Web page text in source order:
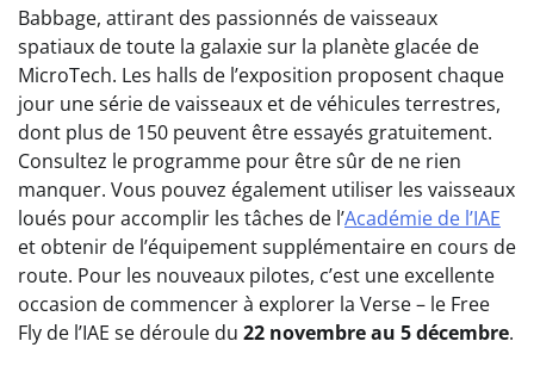
Babbage, attirant des passionnés de vaisseaux
spatiaux de toute la galaxie sur la planète glacée de
MicroTech. Les halls de l’exposition proposent chaque
jour une série de vaisseaux et de véhicules terrestres,
dont plus de 150 peuvent être essayés gratuitement.
Consultez le programme pour être sûr de ne rien
manquer. Vous pouvez également utiliser les vaisseaux
loués pour accomplir les tâches de l’Académie de l’IAE
et obtenir de l’équipement supplémentaire en cours de
route. Pour les nouveaux pilotes, c’est une excellente
occasion de commencer à explorer la Verse – le Free
Fly de l’IAE se déroule du 22 novembre au 5 décembre.